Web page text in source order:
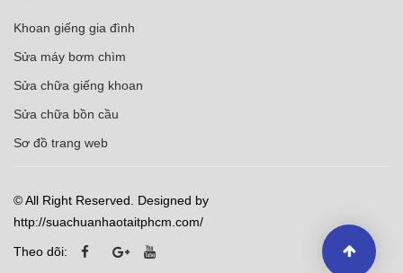
Khoan giếng gia đình
Sửa máy bơm chìm
Sửa chữa giếng khoan
Sửa chữa bồn cầu
Sơ đồ trang web
© All Right Reserved. Designed by
http://suachuanhaotaitphcm.com/
Theo dõi: